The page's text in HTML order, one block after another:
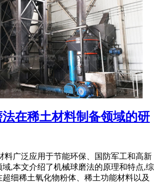
在稀土材料制备领域的研
料广泛应用于节能环保、国防军工和高新
,本文介绍了机械球磨法的原理和特点,综
细稀土氧化物粉体、稀土功能材料以及